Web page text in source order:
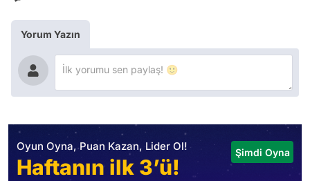
Yorum Yazın
Oyun Oyna, Puan Kazan, Lider Ol!
Haftanın ilk 3’ü!
Şimdi Oyna